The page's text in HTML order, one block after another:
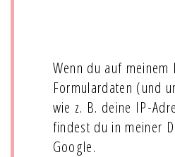
Wenn du auf
Formulardaten (und
wie z. B. deine IP-
findest du in meiner
Google.